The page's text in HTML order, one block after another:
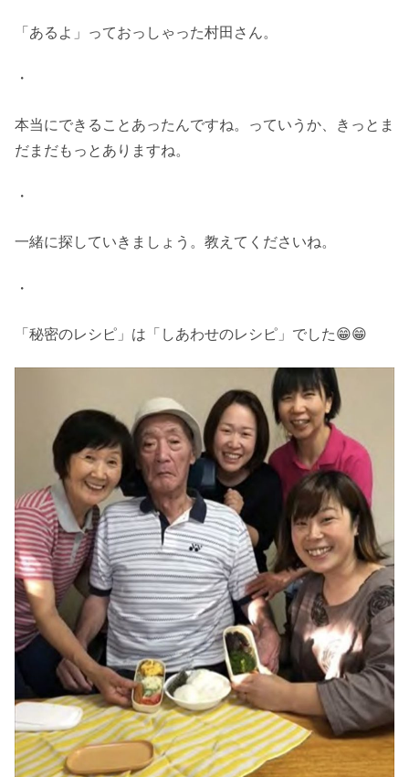
「あるよ」っておっしゃった村田さん。
・
本当にできることあったんですね。っていうか、きっとま
だまだもっとありますね。
・
一緒に探していきましょう。教えてくださいね。
・
「秘密のレシピ」は「しあわせのレシピ」でした😁😁